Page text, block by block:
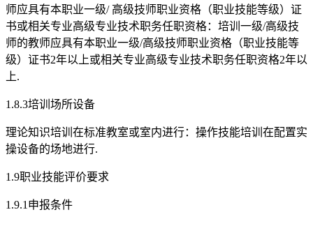
师应具有本职业一级/ 高级技师职业资格（职业技能等级）证
书或相关专业高级专业技术职务任职资格：培训一级/高级技
师的教师应具有本职业一级/高级技师职业资格（职业技能等
级）证书2年以上或相关专业高级专业技术职务任职资格2年以
上.
1.8.3培训场所设备
理论知识培训在标准教室或室内进行：操作技能培训在配置实
操设备的场地进行.
1.9职业技能评价要求
1.9.1申报条件